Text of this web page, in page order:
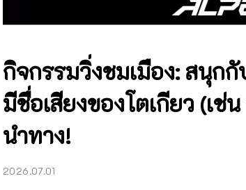
กิจกรรมวิ่งชมเมือง: สนุก
มีชื่อเสียงของโตเกียว (เ
นำทาง!
2026.07.01